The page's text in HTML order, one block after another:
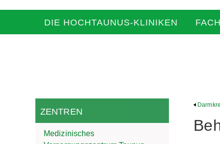
DIE HOCHTAUNUS-KLINIKEN
ZENTREN
Medizinisches